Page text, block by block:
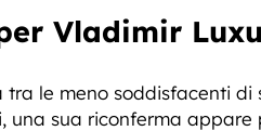
Vladimir
le meno soddisfacenti
una sua riconferma